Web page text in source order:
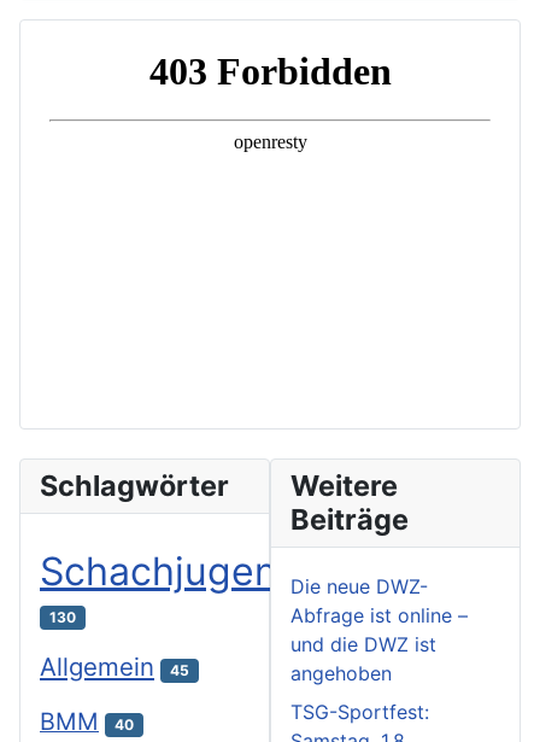
Schlagwörter
Schachjugend
130
Allgemein 45
BMM 40
Weitere
Beiträge
Die neue DWZ-
Abfrage ist online –
und die DWZ ist
angehoben
TSG-Sportfest: